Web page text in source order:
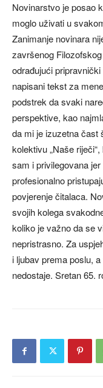
Novinarstvo je posao
moglo uživati u
Zanimanje novinara
završenog
odrađujući
napisani tekst za
podstrek da svaki
perspektive, kao
da mi je izuzetna čast
kolektivu „Naše
sam i privilegovana
profesionalno
povjerenje čitalaca.
svojih kolega
koliko je važno da se
nepristrasno. Za
i ljubav prema poslu,
nedostaje. Sretan 65.